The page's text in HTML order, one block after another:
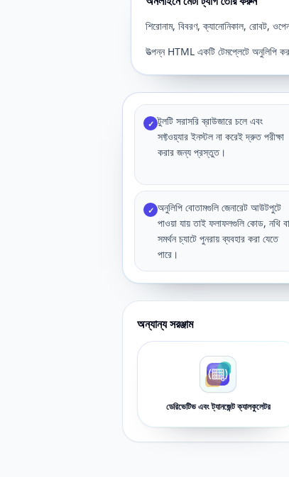
শিরোনাম, বিবরণ, ক্যানোনিকাল, রোবট,
উত্পন্ন HTML একটি টেমপ্লেটে অনুলিপি করা
✓ টুলটি সরাসরি ব্রাউজারে চলে এবং
সফ্টওয়্যার ইনস্টল না করেই দ্রুত পরীক্ষা
করার জন্য প্রস্তুত।
✓ অনুলিপি বোতামগুলি জেনারেট আউটপুটে
পাওয়া যায় তাই ফলাফলগুলি কোড, নথি বা
সমর্থন চ্যাটে পুনরায় ব্যবহার করা যেতে
পারে।
অন্যান্য সরঞ্জাম
ডেরিভেটিভ এবং ট্যানজেন্ট ক্যালকুলেটর